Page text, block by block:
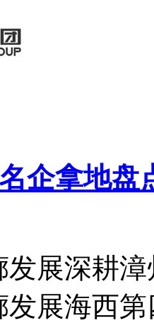
企拿地盘
发展深耕
发展海西